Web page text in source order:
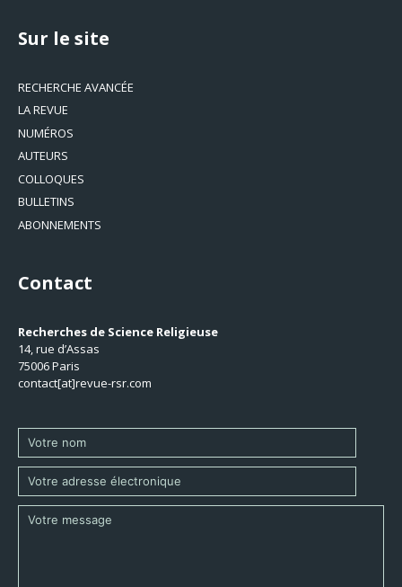
Sur le site
RECHERCHE AVANCÉE
LA REVUE
NUMÉROS
AUTEURS
COLLOQUES
BULLETINS
ABONNEMENTS
Contact
Recherches de Science Religieuse
14, rue d’Assas
75006 Paris
contact[at]revue-rsr.com